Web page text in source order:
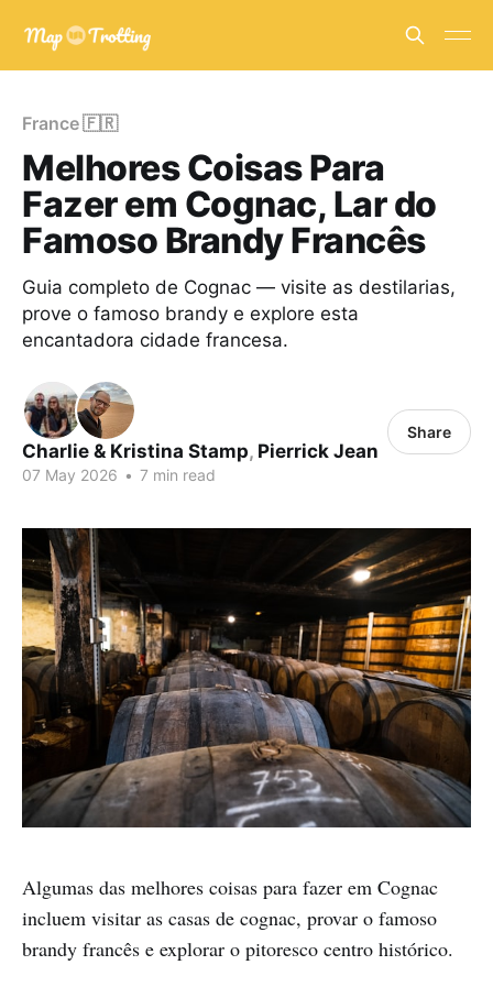
France 🇫🇷
Melhores Coisas Para
Fazer em Cognac, Lar do
Famoso Brandy Francês
Guia completo de Cognac — visite as destilarias,
prove o famoso brandy e explore esta
encantadora cidade francesa.
Charlie & Kristina Stamp, Pierrick Jean
07 May 2026 • 7 min read
Share
Algumas das melhores coisas para fazer em Cognac
incluem visitar as casas de cognac, provar o famoso
brandy francês e explorar o pitoresco centro histórico.